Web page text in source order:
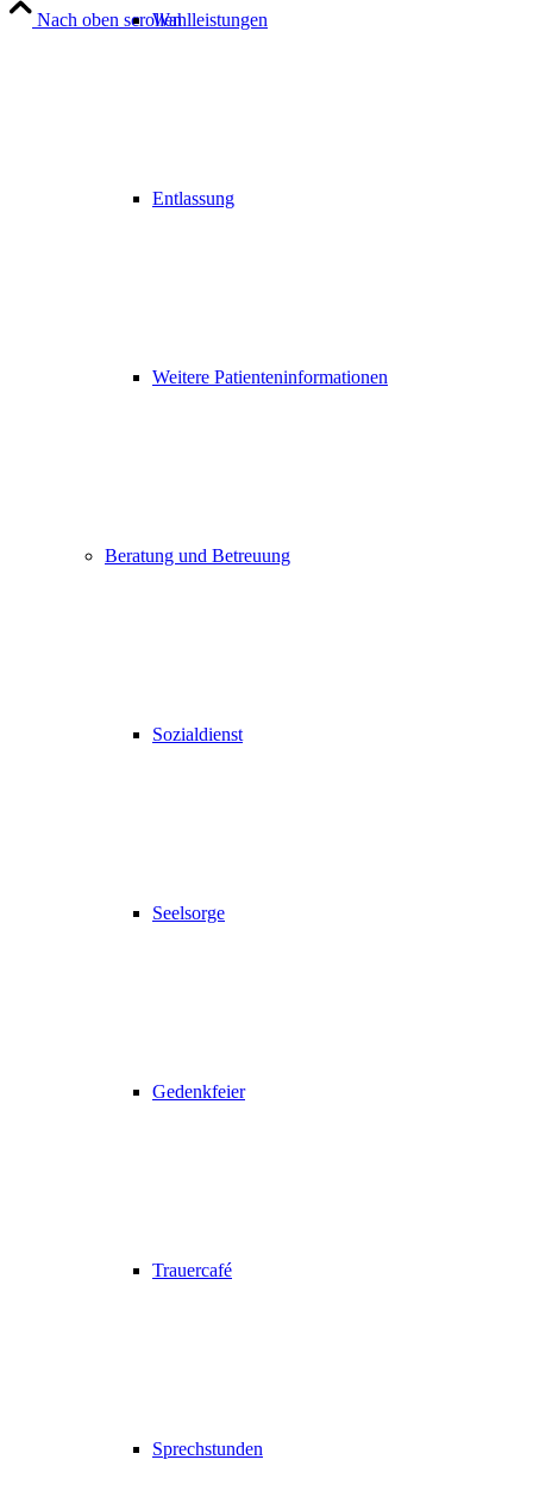
Wahlleistungen
Entlassung
Weitere Patienteninformationen
Beratung und Betreuung
Sozialdienst
Seelsorge
Gedenkfeier
Trauercafé
Sprechstunden
Nach oben scrollen